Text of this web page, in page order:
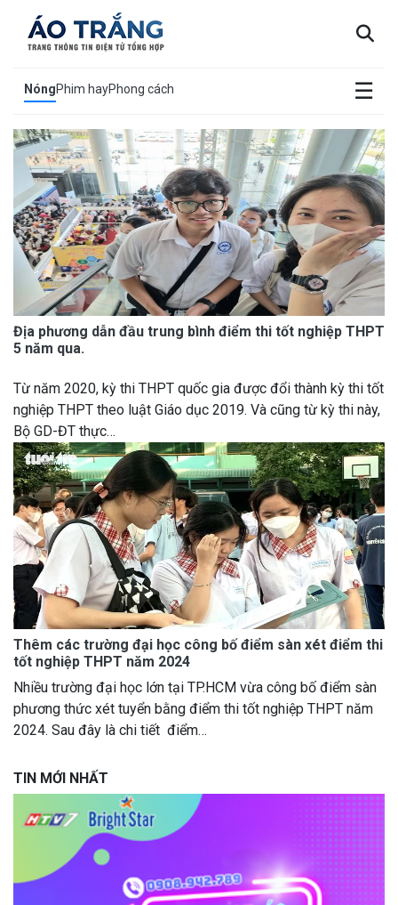
NóngPhim hayPhong cách ☰
×
Địa phương dẫn đầu trung bình điểm thi tốt nghiệp THPT
5 năm qua.
Từ năm 2020, kỳ thi THPT quốc gia được đổi thành kỳ thi tốt
nghiệp THPT theo luật Giáo dục 2019. Và cũng từ kỳ thi này,
Bộ GD-ĐT thực…
Thêm các trường đại học công bố điểm sàn xét điểm thi
tốt nghiệp THPT năm 2024
Nhiều trường đại học lớn tại TP.HCM vừa công bố điểm sàn
phương thức xét tuyển bằng điểm thi tốt nghiệp THPT năm
2024. Sau đây là chi tiết điểm…
TIN MỚI NHẤT